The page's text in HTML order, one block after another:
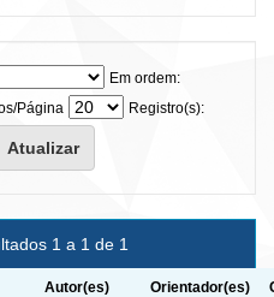
Em ordem:
Página
Registro(s):
1 a 1 de 1
Autor(es) Orientador(es)